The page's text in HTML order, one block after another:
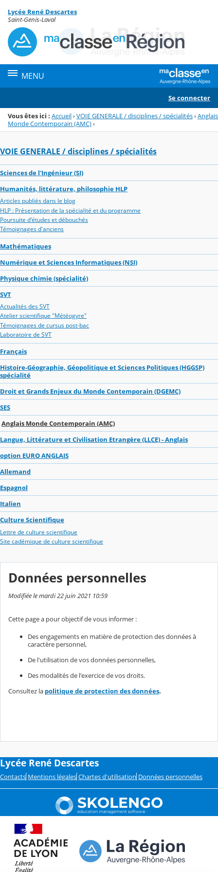
Menu de la rubrique
Contenu
Lycée René Descartes
Saint-Genis-Laval
MENU
Se connecter
Vous êtes ici : Accueil›VOIE GENERALE / disciplines / spécialités›Anglais
Monde Contemporain (AMC)›
VOIE GENERALE / disciplines / spécialités
Sciences de l'Ingénieur (SI)
Humanités, littérature, philosophie HLP
Articles publiés dans le blog
HLP : Présentation de la spécialité et du programme
Poursuite d'études et débouchés
Témoignages d'anciens
Mathématiques
Numérique et Sciences Informatiques (NSI)
Physique chimie (spécialité)
SVT
Actualités des SVT
Atelier scientifique "Météogyre"
Témoignages de cursus post-bac
Laboratoire de SVT
Français
Histoire-Géographie, Géopolitique et Sciences Politiques (HGGSP)
spécialité
Droit et Grands Enjeux du Monde Contemporain (DGEMC)
SES
Anglais Monde Contemporain (AMC)
Langue, Littérature et Civilisation Etrangère (LLCE) - Anglais
option EURO ANGLAIS
Allemand
Espagnol
Italien
Culture Scientifique
Lettre de culture scientifique
Site cadémique de culture scientifique
Données personnelles
Modifiée le mardi 22 juin 2021 10:59
Cette page a pour objectif de vous informer :
Des engagements en matière de protection des données à
caractère personnel,
De l'utilisation de vos données personnelles,
Des modalités de l'exercice de vos droits.
Consultez la politique de protection des données.
Lycée René Descartes
Contacts Mentions légales Chartes d'utilisation Données personnelles